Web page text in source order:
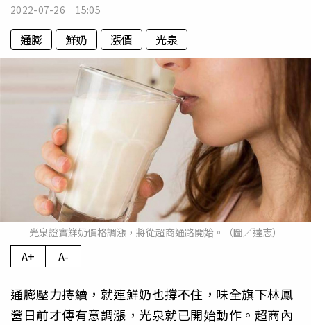
2022-07-26 15:05
通膨 鮮奶 漲價 光泉
光泉證實鮮奶價格調漲，將從超商通路開始。（圖／達志）
A+ A-
通膨壓力持續，就連鮮奶也撐不住，味全旗下林鳳
營日前才傳有意調漲，光泉就已開始動作。超商內